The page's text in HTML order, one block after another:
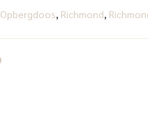
Opbergdoos, Richmond,